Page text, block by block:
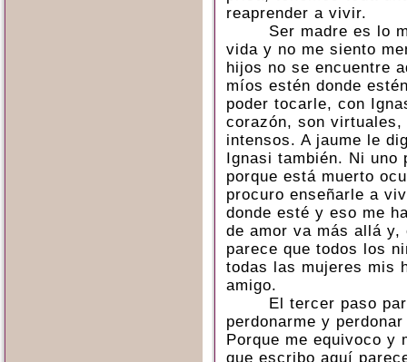
reaprender a vivir.
Ser madre es lo
vida y no me siento
hijos no se encuentre
míos estén donde
poder tocarle, con
corazón, son virtuales,
intensos. A jaume le
Ignasi también. Ni
porque está muerto
procuro enseñarle a
donde esté y eso me
de amor va más allá y,
parece que todos los
todas las mujeres mis
amigo.
El tercer paso
perdonarme y
Porque me equivoco y
que escribo aquí